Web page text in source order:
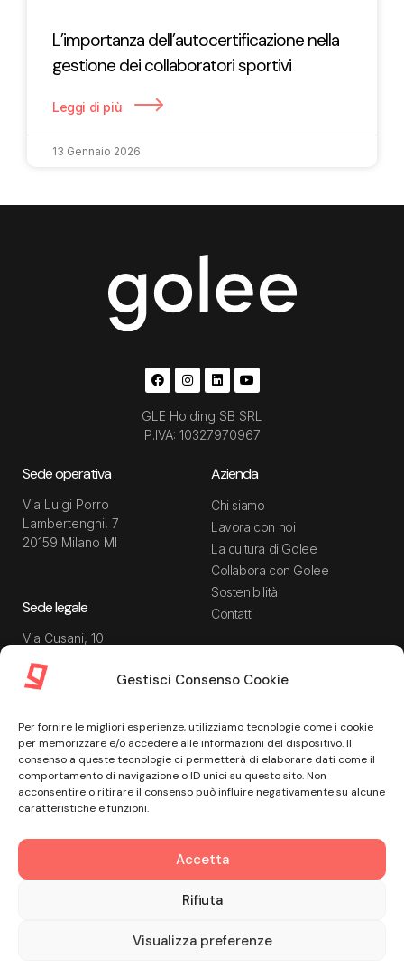
Gestisci Consenso Cookie
Per fornire le migliori esperienze, utilizziamo tecnologie come i cookie
per memorizzare e/o accedere alle informazioni del dispositivo. Il
consenso a queste tecnologie ci permetterà di elaborare dati come il
comportamento di navigazione o ID unici su questo sito. Non
acconsentire o ritirare il consenso può influire negativamente su alcune
caratteristiche e funzioni.
Accetta
Rifiuta
Visualizza preferenze
L’importanza dell’autocertificazione nella
gestione dei collaboratori sportivi
Leggi di più
13 Gennaio 2026
GLE Holding SB SRL
P.IVA: 10327970967
Sede operativa
Via Luigi Porro
Lambertenghi, 7
20159 Milano MI
Sede legale
Via Cusani, 10
Azienda
Chi siamo
Lavora con noi
La cultura di Golee
Collabora con Golee
Sostenibilità
Contatti
Blog
Guide
Modulistica
Webinar
Centro assistenza
Privacy Policy
Data Processing Agreement
Termini e condizioni di
servizio
Informativa Privacy Recruiting
Cookie Policy
Misure di sicurezza